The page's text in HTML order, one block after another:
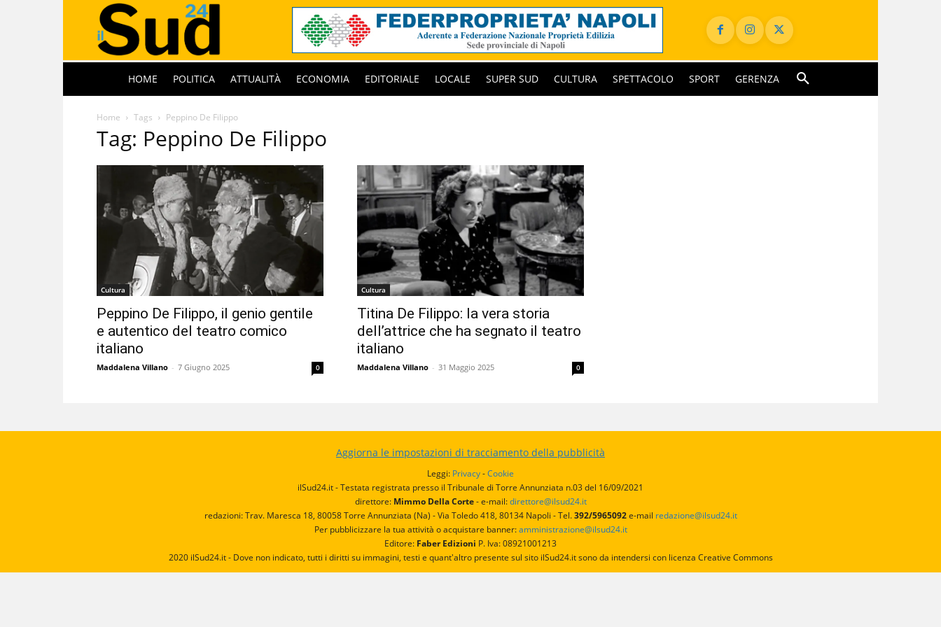
HOME POLITICA ATTUALITÀ ECONOMIA EDITORIALE LOCALE SUPER SUD CULTURA SPETTACOLO SPORT GERENZA
Home Tags Peppino De Filippo
Tag: Peppino De Filippo
Cultura
Peppino De Filippo, il genio gentile
e autentico del teatro comico
italiano
Maddalena Villano - 7 Giugno 2025 0
Cultura
Titina De Filippo: la vera storia
dell’attrice che ha segnato il teatro
italiano
Maddalena Villano - 31 Maggio 2025 0
Aggiorna le impostazioni di tracciamento della pubblicità
Leggi: Privacy-Cookie
ilSud24.it - Testata registrata presso il Tribunale di Torre Annunziata n.03 del 16/09/2021
direttore:Mimmo Della Corte- e-mail:direttore@ilsud24.it
redazioni: Trav. Maresca 18, 80058 Torre Annunziata (Na) - Via Toledo 418, 80134 Napoli - Tel.392/5965092e-mail redazione@ilsud24.it
Per pubblicizzare la tua attività o acquistare banner:amministrazione@ilsud24.it
Editore: Faber Edizioni P. Iva: 08921001213
2020 ilSud24.it - Dove non indicato, tutti i diritti su immagini, testi e quant'altro presente sul sito ilSud24.it sono da intendersi con licenza Creative Commons